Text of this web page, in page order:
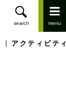
アクティビテ